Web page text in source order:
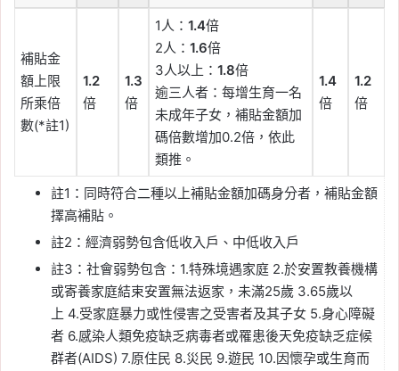
補貼金
額上限
所乘倍
數(*註1)
1.2
倍
1.3
倍
1人： 1.4倍
2人： 1.6倍
3人以上： 1.8倍
逾三人者：每增生育一名
未成年子女，補貼金額加
碼倍數增加0.2倍，依此
類推。
1.4
倍
1.2
倍
註1：同時符合二種以上補貼金額加碼身分者，補貼金額
擇高補貼。
註2：經濟弱勢包含低收入戶、中低收入戶
註3：社會弱勢包含：1.特殊境遇家庭 2.於安置教養機構
或寄養家庭結束安置無法返家，未滿25歲 3.65歲以
上 4.受家庭暴力或性侵害之受害者及其子女 5.身心障礙
者 6.感染人類免疫缺乏病毒者或罹患後天免疫缺乏症候
群者(AIDS) 7.原住民 8.災民 9.遊民 10.因懷孕或生育而